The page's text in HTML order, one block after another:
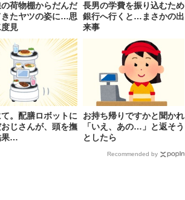
荷物棚からだんだ
きたヤツの姿に…思
見
長男の学費を振り込むため
銀行へ行くと…まさかの出
来事
。配膳ロボットに
じさんが、頭を撫
果…
お持ち帰りですかと聞かれ
「いえ、あの…」と返そう
としたら
Recommended by